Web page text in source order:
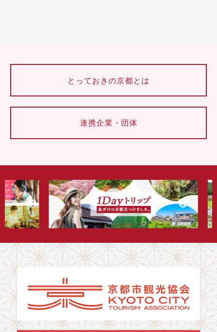
とっておきの京都とは
連携企業・団体